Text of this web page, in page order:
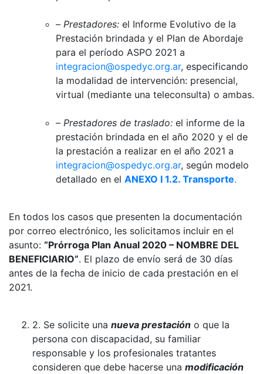
– Prestadores: el Informe Evolutivo de la
Prestación brindada y el Plan de Abordaje
para el período ASPO 2021 a
integracion@ospedyc.org.ar, especificando
la modalidad de intervención: presencial,
virtual (mediante una teleconsulta) o ambas.
– Prestadores de traslado: el informe de la
prestación brindada en el año 2020 y el de
la prestación a realizar en el año 2021 a
integracion@ospedyc.org.ar, según modelo
detallado en el ANEXO I 1.2. Transporte.
En todos los casos que presenten la documentación
por correo electrónico, les solicitamos incluir en el
asunto: “Prórroga Plan Anual 2020 – NOMBRE DEL
BENEFICIARIO”. El plazo de envío será de 30 días
antes de la fecha de inicio de cada prestación en el
2021.
2. Se solicite una nueva prestación o que la
persona con discapacidad, su familiar
responsable y los profesionales tratantes
consideren que debe hacerse una modificación